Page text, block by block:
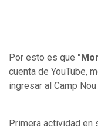
Por esto es que
cuenta de YouTube,
ingresar al Camp
Primera actividad en